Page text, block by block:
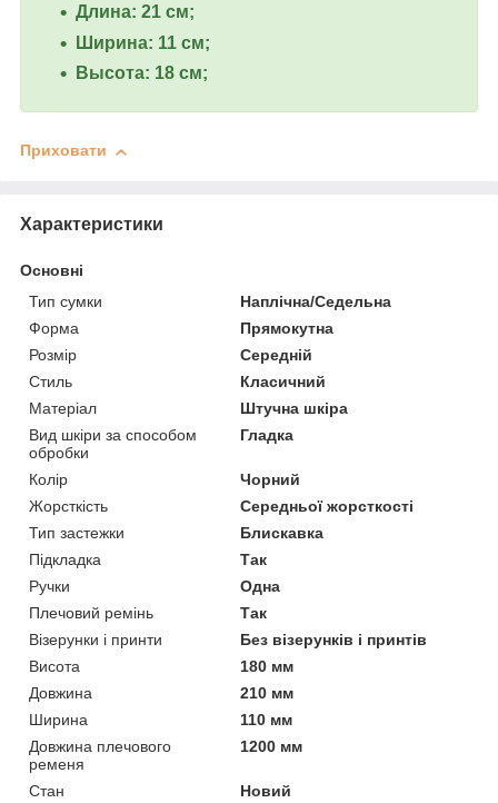
Длина: 21 см;
Ширина: 11 см;
Высота: 18 см;
Приховати
Характеристики
Основні
Тип сумки
Наплічна/Седельна
Форма
Прямокутна
Розмір
Середній
Стиль
Класичний
Матеріал
Штучна шкіра
Вид шкіри за способом
обробки
Гладка
Колір
Чорний
Жорсткість
Середньої жорсткості
Тип застежки
Блискавка
Підкладка
Так
Ручки
Одна
Плечовий ремінь
Так
Візерунки і принти
Без візерунків і принтів
Висота
180 мм
Довжина
210 мм
Ширина
110 мм
Довжина плечового
ременя
1200 мм
Стан
Новий